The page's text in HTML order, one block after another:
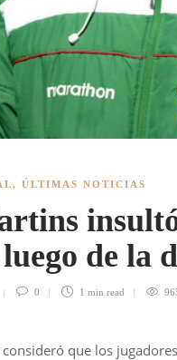
, ÚLTIMAS NOTICIAS
de la
0 1 min read
consideró que los jugadores